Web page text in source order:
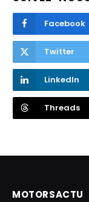
Facebook
Twitter
LinkedIn
Threads
MOTORSACTU